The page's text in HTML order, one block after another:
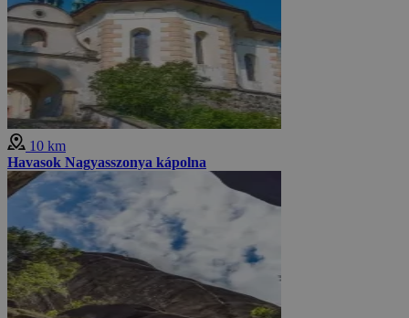
10 km
Havasok Nagyasszonya kápolna